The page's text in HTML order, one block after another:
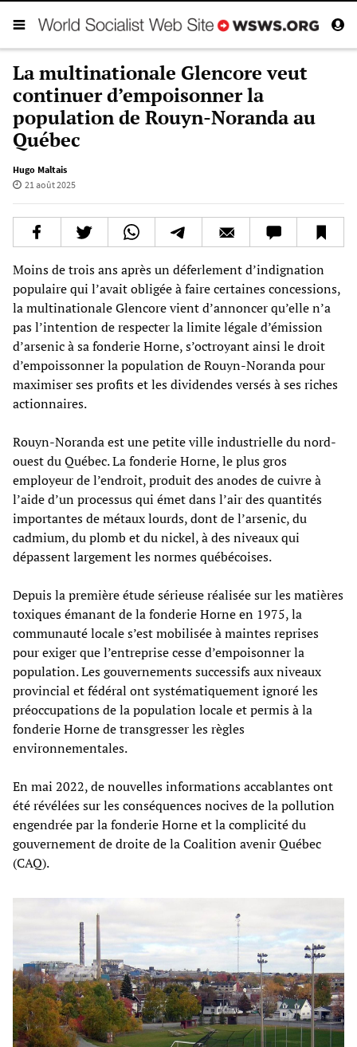
La multinationale Glencore veut
continuer d’empoisonner la
population de Rouyn-Noranda au
Québec
Hugo Maltais
21 août 2025
Moins de trois ans après un déferlement d’indignation
populaire qui l’avait obligée à faire certaines concessions,
la multinationale Glencore vient d’annoncer qu’elle n’a
pas l’intention de respecter la limite légale d’émission
d’arsenic à sa fonderie Horne, s’octroyant ainsi le droit
d’empoissonner la population de Rouyn-Noranda pour
maximiser ses profits et les dividendes versés à ses riches
actionnaires.
Rouyn-Noranda est une petite ville industrielle du nord-
ouest du Québec. La fonderie Horne, le plus gros
employeur de l’endroit, produit des anodes de cuivre à
l’aide d’un processus qui émet dans l’air des quantités
importantes de métaux lourds, dont de l’arsenic, du
cadmium, du plomb et du nickel, à des niveaux qui
dépassent largement les normes québécoises.
Depuis la première étude sérieuse réalisée sur les matières
toxiques émanant de la fonderie Horne en 1975, la
communauté locale s’est mobilisée à maintes reprises
pour exiger que l’entreprise cesse d’empoisonner la
population. Les gouvernements successifs aux niveaux
provincial et fédéral ont systématiquement ignoré les
préoccupations de la population locale et permis à la
fonderie Horne de transgresser les règles
environnementales.
En mai 2022, de nouvelles informations accablantes ont
été révélées sur les conséquences nocives de la pollution
engendrée par la fonderie Horne et la complicité du
gouvernement de droite de la Coalition avenir Québec
(CAQ).